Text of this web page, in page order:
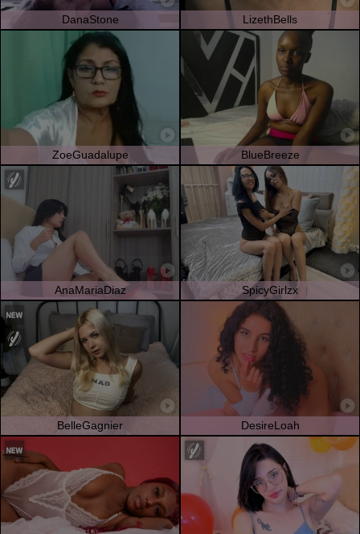
DanaStone LizethBells
ZoeGuadalupe BlueBreeze
AnaMariaDiaz SpicyGirlzx
BelleGagnier DesireLoah